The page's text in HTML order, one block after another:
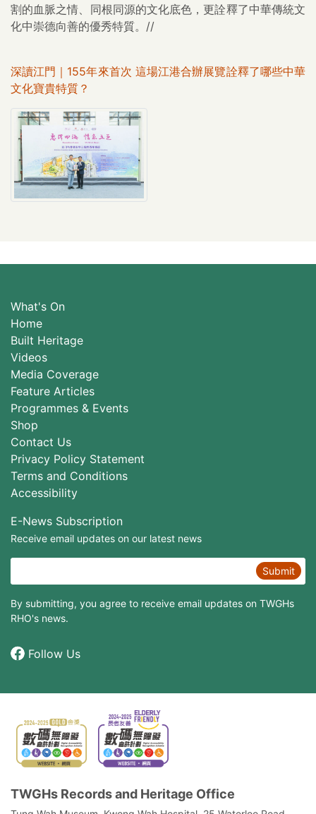
割的血脈之情、同根同源的文化底色，更詮釋了中華傳統文
化中崇德向善的優秀特質。//
深讀江門｜155年來首次 這場江港合辦展覽詮釋了哪些中華
文化寶貴特質？
What's On
Home
Built Heritage
Videos
Media Coverage
Feature Articles
Programmes & Events
Shop
Contact Us
Privacy Policy Statement
Terms and Conditions
Accessibility
E-News Subscription
Receive email updates on our latest news
Submit
By submitting, you agree to receive email updates on TWGHs
RHO's news.
Follow Us
TWGHs Records and Heritage Office